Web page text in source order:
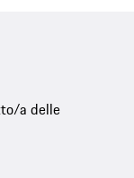
a delle